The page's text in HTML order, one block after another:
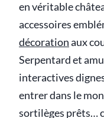
en véritable
accessoires
décorationaux
Serpentard et
interactives
entrer dans le
sortilèges prêts…